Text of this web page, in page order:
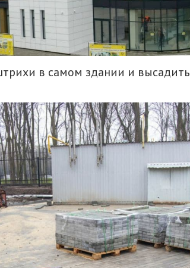
в самом здании и высадить